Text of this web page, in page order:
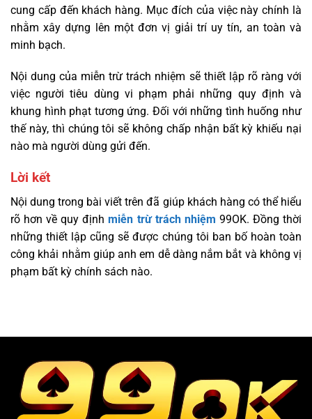
cung cấp đến khách hàng. Mục đích của việc này chính là
nhằm xây dựng lên một đơn vị giải trí uy tín, an toàn và
minh bạch.
Nội dung của miễn trừ trách nhiệm sẽ thiết lập rõ ràng với
việc người tiêu dùng vi phạm phải những quy định và
khung hình phạt tương ứng. Đối với những tình huống như
thế này, thì chúng tôi sẽ không chấp nhận bất kỳ khiếu nại
nào mà người dùng gửi đến.
Lời kết
Nội dung trong bài viết trên đã giúp khách hàng có thể hiểu
rõ hơn về quy địnhmiễn trừ trách nhiệm 99OK. Đồng thời
những thiết lập cũng sẽ được chúng tôi ban bố hoàn toàn
công khải nhằm giúp anh em dễ dàng nắm bắt và không vị
phạm bất kỳ chính sách nào.